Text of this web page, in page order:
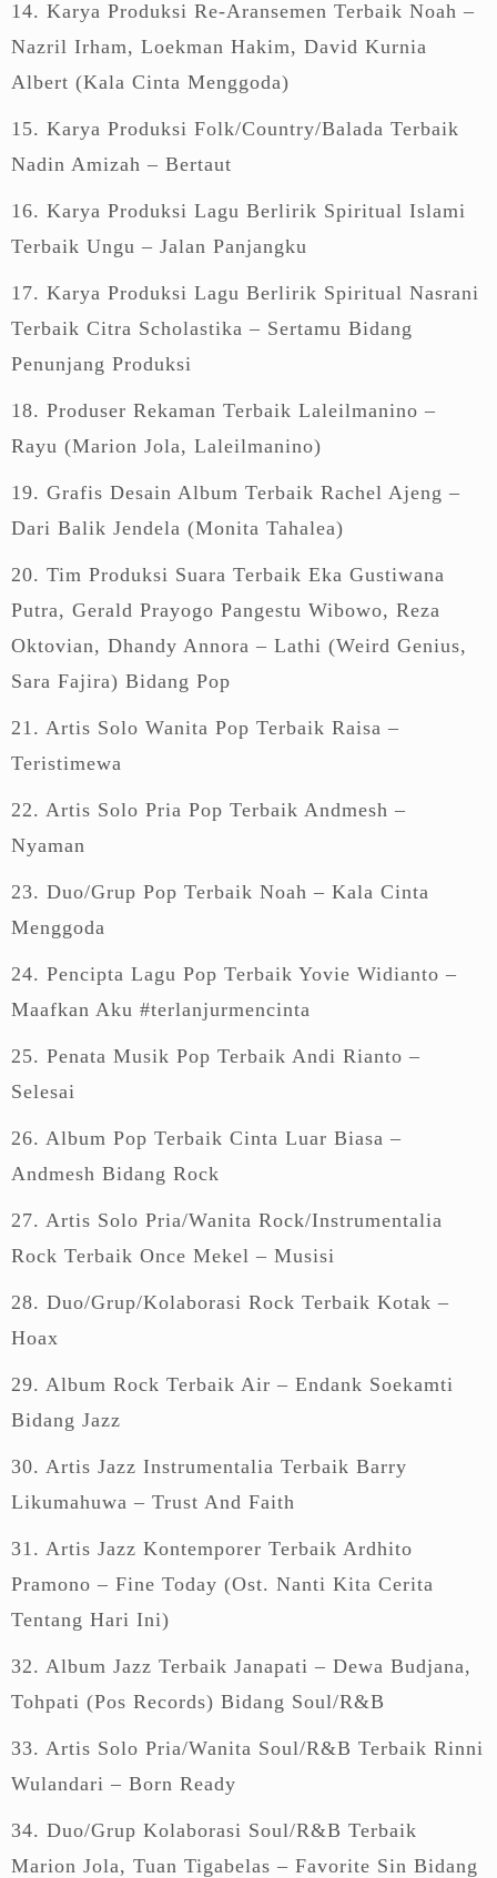
14. Karya Produksi Re-Aransemen Terbaik Noah –
Nazril Irham, Loekman Hakim, David Kurnia
Albert (Kala Cinta Menggoda)
15. Karya Produksi Folk/Country/Balada Terbaik
Nadin Amizah – Bertaut
16. Karya Produksi Lagu Berlirik Spiritual Islami
Terbaik Ungu – Jalan Panjangku
17. Karya Produksi Lagu Berlirik Spiritual Nasrani
Terbaik Citra Scholastika – Sertamu Bidang
Penunjang Produksi
18. Produser Rekaman Terbaik Laleilmanino –
Rayu (Marion Jola, Laleilmanino)
19. Grafis Desain Album Terbaik Rachel Ajeng –
Dari Balik Jendela (Monita Tahalea)
20. Tim Produksi Suara Terbaik Eka Gustiwana
Putra, Gerald Prayogo Pangestu Wibowo, Reza
Oktovian, Dhandy Annora – Lathi (Weird Genius,
Sara Fajira) Bidang Pop
21. Artis Solo Wanita Pop Terbaik Raisa –
Teristimewa
22. Artis Solo Pria Pop Terbaik Andmesh –
Nyaman
23. Duo/Grup Pop Terbaik Noah – Kala Cinta
Menggoda
24. Pencipta Lagu Pop Terbaik Yovie Widianto –
Maafkan Aku #terlanjurmencinta
25. Penata Musik Pop Terbaik Andi Rianto –
Selesai
26. Album Pop Terbaik Cinta Luar Biasa –
Andmesh Bidang Rock
27. Artis Solo Pria/Wanita Rock/Instrumentalia
Rock Terbaik Once Mekel – Musisi
28. Duo/Grup/Kolaborasi Rock Terbaik Kotak –
Hoax
29. Album Rock Terbaik Air – Endank Soekamti
Bidang Jazz
30. Artis Jazz Instrumentalia Terbaik Barry
Likumahuwa – Trust And Faith
31. Artis Jazz Kontemporer Terbaik Ardhito
Pramono – Fine Today (Ost. Nanti Kita Cerita
Tentang Hari Ini)
32. Album Jazz Terbaik Janapati – Dewa Budjana,
Tohpati (Pos Records) Bidang Soul/R&B
33. Artis Solo Pria/Wanita Soul/R&B Terbaik Rinni
Wulandari – Born Ready
34. Duo/Grup Kolaborasi Soul/R&B Terbaik
Marion Jola, Tuan Tigabelas – Favorite Sin Bidang